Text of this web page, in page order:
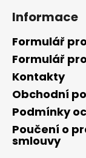
Informace
Formulář
Formulář
Kontakty
Obchodní
Podmínky
Poučení o
smlouvy